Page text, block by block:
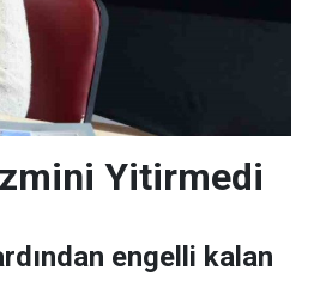
Yitirmedi
engelli kalan